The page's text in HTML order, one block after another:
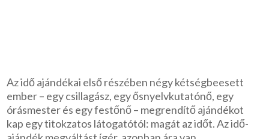
Az idő ajándékai első részében négy kétségbeesett
ember – egy csillagász, egy ősnyelvkutatónő, egy
órásmester és egy festőnő – megrendítő ajándékot
kap egy titokzatos látogatótól: magát az időt. Az idő-